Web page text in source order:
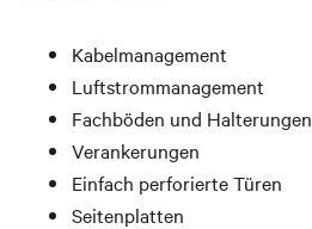
Kabelmanagement
Luftstrommanagement
Fachböden und Halterungen
Verankerungen
Einfach perforierte Türen
Seitenplatten